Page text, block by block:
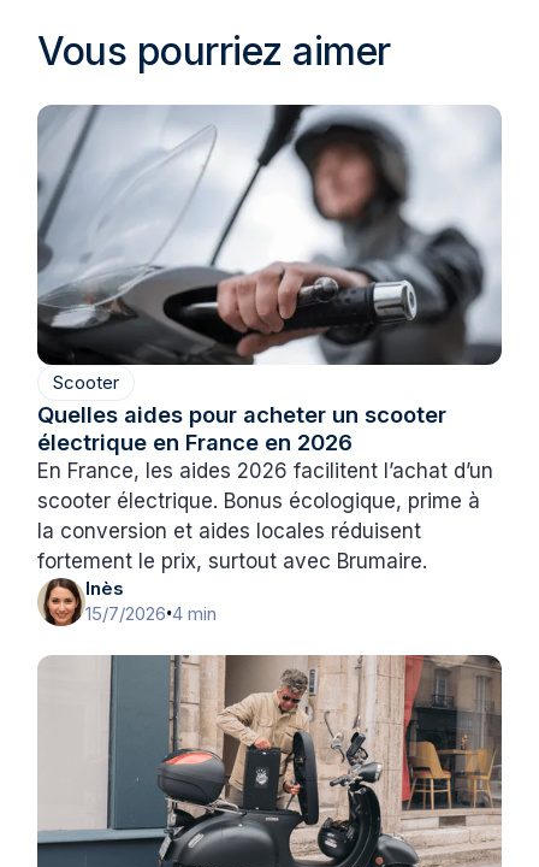
Vous pourriez aimer
Scooter
Quelles aides pour acheter un scooter
électrique en France en 2026
En France, les aides 2026 facilitent l’achat d’un
scooter électrique. Bonus écologique, prime à
la conversion et aides locales réduisent
fortement le prix, surtout avec Brumaire.
Inès
15/7/2026•4 min